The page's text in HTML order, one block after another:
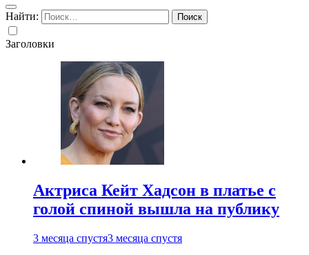
Найти:
Заголовки
Актриса Кейт Хадсон в платье с
голой спиной вышла на публику
3 месяца спустя3 месяца спустя